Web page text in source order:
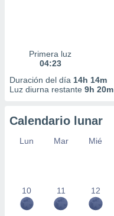
Primera luz
04:23
Duración del día 14h 14m
Luz diurna restante 9h 20m
Calendario lunar
Lun Mar Mié
10 11 12